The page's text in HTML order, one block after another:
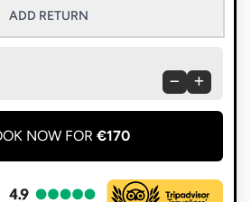
ADD RETURN
NOW FOR €170